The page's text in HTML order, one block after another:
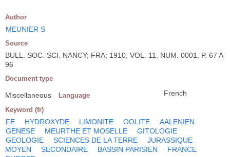
Author
MEUNIER S
Source
BULL. SOC. SCI. NANCY; FRA; 1910, VOL. 11, NUM. 0001, P. 67 A
96
Document type
Miscellaneous Language French
Keyword (fr)
FE HYDROXYDE LIMONITE OOLITE
AALENIEN
GENESE
MEURTHE ET MOSELLE
GITOLOGIE
GEOLOGIE
SCIENCES DE LA TERRE
JURASSIQUE
MOYEN
SECONDAIRE BASSIN PARISIEN
FRANCE